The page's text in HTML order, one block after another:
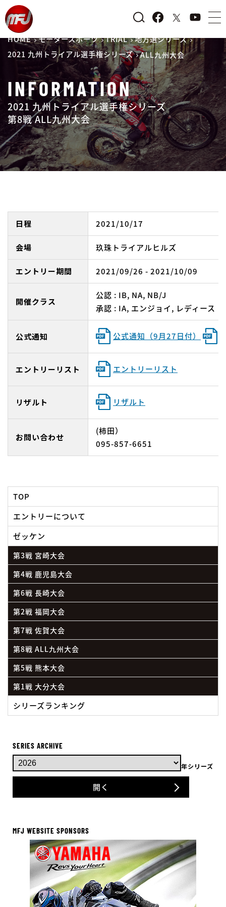
HOME モータースポーツ TRIAL
地方選シリーズ
2021 九州トライアル選手権シリーズ
ALL九州大会
INFORMATION
2021 九州トライアル選手権シリーズ
第8戦 ALL九州大会
日程 2021/10/17
会場 玖珠トライアルヒルズ
エントリー期間 2021/09/26 - 2021/10/09
開催クラス
公認 : IB, NA, NB/J
承認 : IA, エンジョイ, レディース
公式通知 公式通知（9月27日付）
エントリーリスト エントリーリスト
リザルト リザルト
お問い合わせ
(柿田）
095-857-6651
TOP
エントリーについて
ゼッケン
第3戦 宮崎大会
第4戦 鹿児島大会
第6戦 長崎大会
第2戦 福岡大会
第7戦 佐賀大会
第8戦 ALL九州大会
第5戦 熊本大会
第1戦 大分大会
シリーズランキング
SERIES ARCHIVE
年シリーズ
開く
MFJ WEBSITE SPONSORS